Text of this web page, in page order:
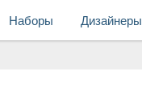
Наборы Дизайнеры